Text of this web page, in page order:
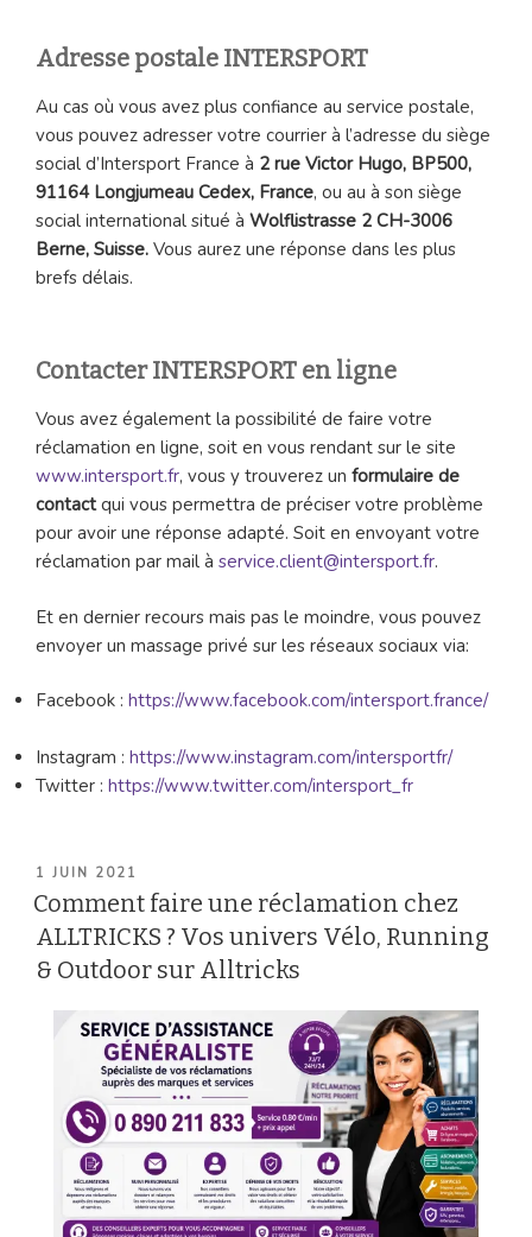
Adresse postale INTERSPORT
Au cas où vous avez plus confiance au service postale,
vous pouvez adresser votre courrier à l’adresse du siège
social d’Intersport France à 2 rue Victor Hugo, BP500,
91164 Longjumeau Cedex, France, ou au à son siège
social international situé à Wolflistrasse 2 CH-3006
Berne, Suisse. Vous aurez une réponse dans les plus
brefs délais.
Contacter INTERSPORT en ligne
Vous avez également la possibilité de faire votre
réclamation en ligne, soit en vous rendant sur le site
www.intersport.fr, vous y trouverez un formulaire de
contactqui vous permettra de préciser votre problème
pour avoir une réponse adapté. Soit en envoyant votre
réclamation par mail à service.client@intersport.fr.
Et en dernier recours mais pas le moindre, vous pouvez
envoyer un massage privé sur les réseaux sociaux via:
Facebook : https://www.facebook.com/intersport.france/
Instagram : https://www.instagram.com/intersportfr/
Twitter : https://www.twitter.com/intersport_fr
PUBLIÉ
LE
1 JUIN 2021
Comment faire une réclamation chez
ALLTRICKS ? Vos univers Vélo, Running
& Outdoor sur Alltricks